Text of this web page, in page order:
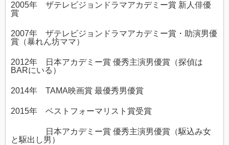
2005年 ザテレビジョンドラマアカデミー賞 新人俳優
賞
2007年 ザテレビジョンドラマアカデミー賞・助演男優
賞（暴れん坊ママ）
2012年 日本アカデミー賞 優秀主演男優賞（探偵は
BARにいる）
2014年 TAMA映画賞 最優秀男優賞
2015年 ベストフォーマリスト賞受賞
日本アカデミー賞 優秀主演男優賞（駆込み女
と駆出し男）